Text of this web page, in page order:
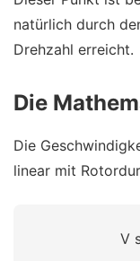
natürlich durch
Drehzahl erreicht.
Die
Die
linear mit
V